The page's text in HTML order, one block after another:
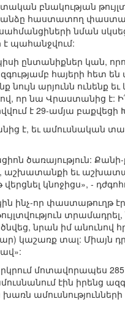
բնակության
անձը հաստատող
նման
պահանջվում:
ընտանիքներ կան,
հայերի հետ են
արյունն ունենք
որ նա Վրաստանից է:
է 29-ամյա բաքվեցի
է, եւ ամուսնական
ծառայություն:
աշխատանքի եւ
կնոջիցս», -
ինչ-որ փաստաթուղթ
նրան իմ անունով
կաշառք տալ: Միայն
մոտավորապես
էին իրենց
ամուսնությունների